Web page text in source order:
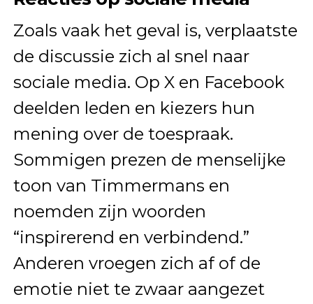
Zoals vaak het geval is, verplaatste
de discussie zich al snel naar
sociale media. Op X en Facebook
deelden leden en kiezers hun
mening over de toespraak.
Sommigen prezen de menselijke
toon van Timmermans en
noemden zijn woorden
“inspirerend en verbindend.”
Anderen vroegen zich af of de
emotie niet te zwaar aangezet